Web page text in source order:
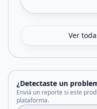
Ver
¿Detectaste un
Enviá un reporte si este
plataforma.